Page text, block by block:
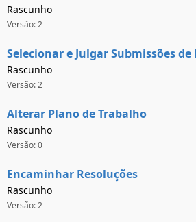
Rascunho
Versão: 2
Selecionar e Julgar Submissões
Rascunho
Versão: 2
Alterar Plano de Trabalho
Rascunho
Versão: 0
Encaminhar Resoluções
Rascunho
Versão: 2